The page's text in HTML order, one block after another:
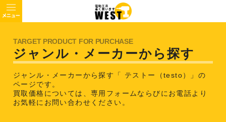
ジャンル・メーカーから探す
ジャンル・メーカーから探す「 テストー（testo）」の
ページです。
買取価格については、専用フォームならびにお電話より
お気軽にお問い合わせください。